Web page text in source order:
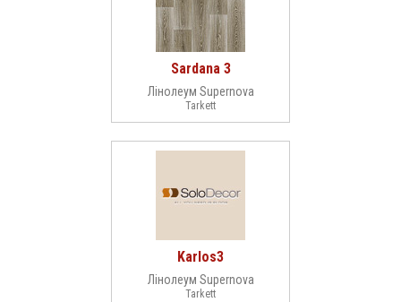
Sardana 3
Лінолеум Supernova
Tarkett
Karlos3
Лінолеум Supernova
Tarkett